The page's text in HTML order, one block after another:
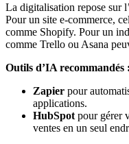
La digitalisation repose sur
Pour un site e-commerce,
comme Shopify. Pour un
comme Trello ou Asana
Outils d’IA recommandés :
Zapier pour
applications.
HubSpot pour gérer
ventes en un seul